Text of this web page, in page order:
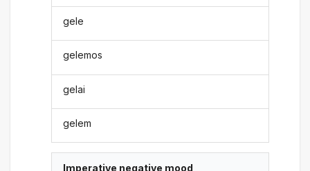
gele
gelemos
gelai
gelem
Imperative negative mood